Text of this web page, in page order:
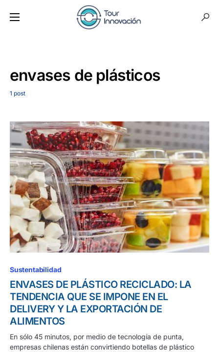
envases de plásticos
1 post
Sustentabilidad
ENVASES DE PLÁSTICO RECICLADO: LA
TENDENCIA QUE SE IMPONE EN EL
DELIVERY Y LA EXPORTACIÓN DE
ALIMENTOS
En sólo 45 minutos, por medio de tecnología de punta,
empresas chilenas están convirtiendo botellas de plástico